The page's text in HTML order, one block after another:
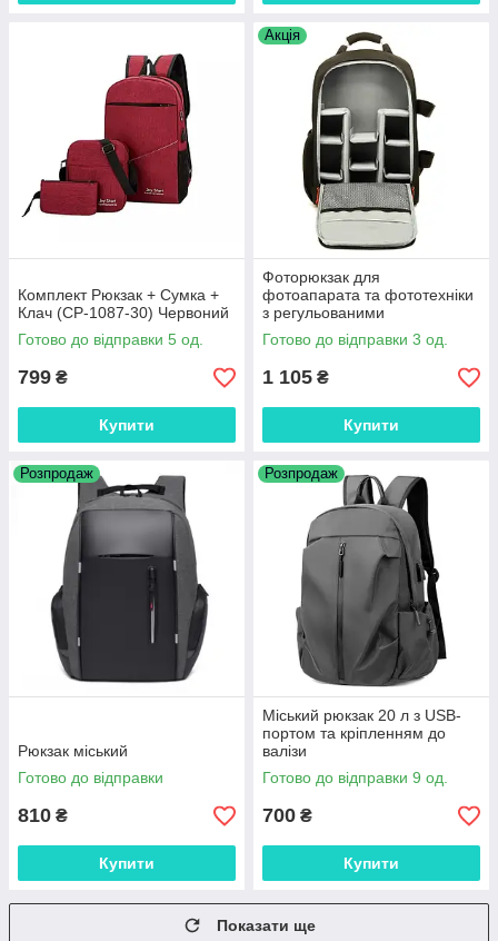
Комплект Рюкзак + Сумка +
Клач (СР-1087-30) Червоний
Готово до відправки 5 од.
799 ₴
Купити
Акція
Фоторюкзак для
фотоапарата та фототехніки
з регульованими
перегородками
Готово до відправки 3 од.
1 105 ₴
Купити
Розпродаж
Рюкзак міський
Готово до відправки
810 ₴
Купити
Розпродаж
Міський рюкзак 20 л з USB-
портом та кріпленням до
валізи
Готово до відправки 9 од.
700 ₴
Купити
Показати ще